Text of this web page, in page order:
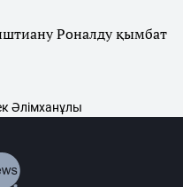
Роналду қымбат
Әлімханұлы